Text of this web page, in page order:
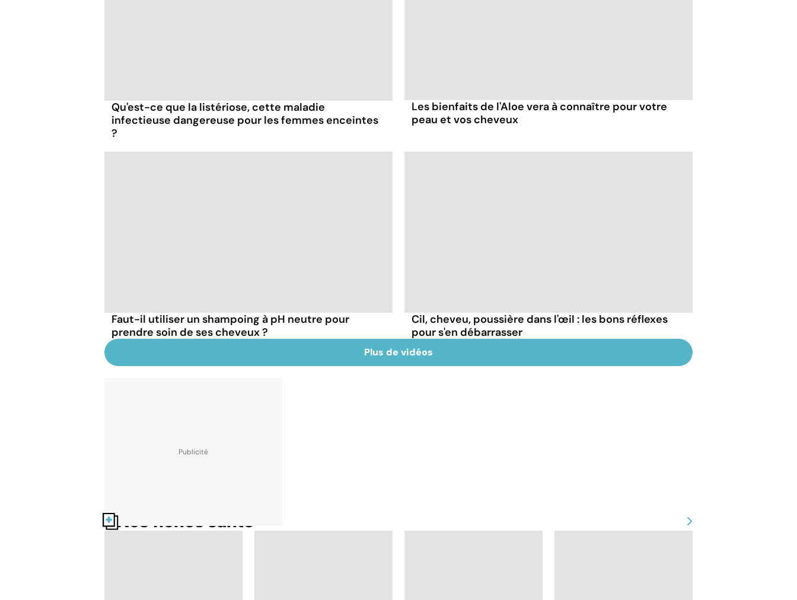
Qu'est-ce que la listériose, cette maladie
infectieuse dangereuse pour les femmes enceintes
?
Les bienfaits de l'Aloe vera à connaître pour votre
peau et vos cheveux
Faut-il utiliser un shampoing à pH neutre pour
prendre soin de ses cheveux ?
Cil, cheveu, poussière dans l'œil : les bons réflexes
pour s'en débarrasser
Plus de vidéos
Nos fiches santé